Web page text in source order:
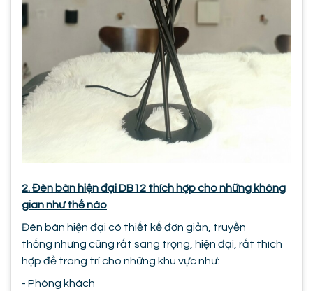
2. Đèn bàn hiện đại DB12 thích hợp cho những không
gian như thế nào
Đèn bàn hiện đại có thiết kế đơn giản, truyền
thống nhưng cũng rất sang trọng, hiện đại, rất thích
hợp để trang trí cho những khu vực như:
- Phòng khách